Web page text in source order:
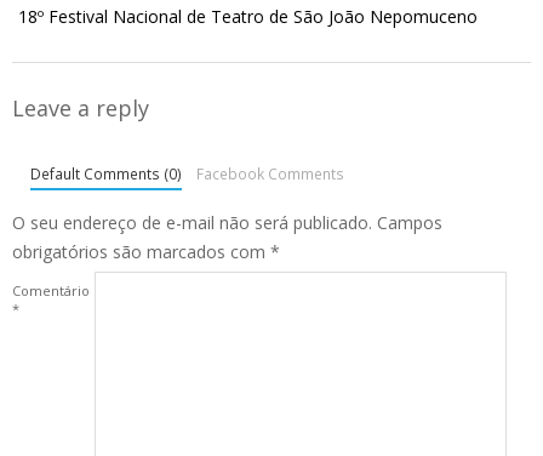
18º Festival Nacional de Teatro de São João Nepomuceno
Leave a reply
Default Comments (0) Facebook Comments
O seu endereço de e-mail não será publicado. Campos
obrigatórios são marcados com *
Comentário
*